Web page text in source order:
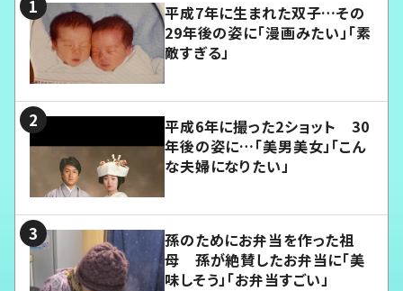
平成7年に生まれた双子…その
29年後の姿に「漫画みたい」「素
敵すぎる」
平成6年に撮った2ショット 30
年後の姿に…「美男美女」「こん
な夫婦になりたい」
孫のためにお弁当を作った祖
母 孫が絶賛したお弁当に「美
味しそう」「お弁当すごい」